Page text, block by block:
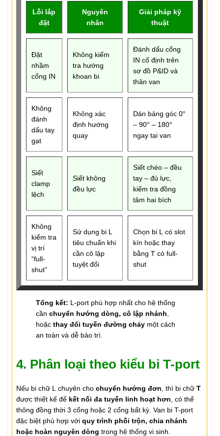
Lỗi lắp
đặt
Nguyên
nhân
Giải pháp kỹ
thuật
Đặt
nhầm
cổng IN
Không kiểm
tra hướng
khoan bi
Đánh dấu cổng
IN cố định trên
sơ đồ P&ID và
thân van
Không
đánh
dấu tay
gạt
Không xác
định hướng
quay
Dán bảng góc 0°
– 90° – 180°
ngay tại van
Siết
clamp
lệch
Siết không
đều lực
Siết chéo – đều
tay – đủ lực,
kiểm tra đồng
tâm hai bích
Không
kiểm tra
vị trí
“full-
shut”
Sử dụng bi L
tiêu chuẩn khi
cần cô lập
tuyệt đối
Chọn bi L có slot
kín hoặc thay
bằng T có full-
shut
Tổng kết: L-port phù hợp nhất cho hệ thống
cần chuyển hướng dòng, cô lập nhánh
hoặc thay đổi tuyến đường chảymột cách
an toàn và dễ bảo trì.
4. Phân loại theo kiểu bi T-port
Nếu bi chữ L chuyên cho chuyển hướng đơn , thì bi chữ T
được thiết kế để kết nối đa tuyến linh hoạt hơn , có thể
thông đồng thời 3 cổng hoặc 2 cổng bất kỳ. Van bi T-port
đặc biệt phù hợp với quy trình phối trộn, chia nhánh
hoặc hoàn nguyên dòng trong hệ thống vi sinh.